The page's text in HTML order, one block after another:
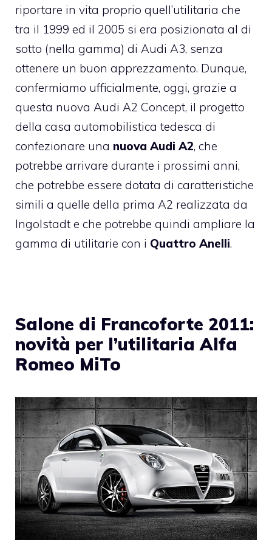
riportare in vita proprio quell’utilitaria che
tra il 1999 ed il 2005 si era posizionata al di
sotto (nella gamma) di Audi A3, senza
ottenere un buon apprezzamento. Dunque,
confermiamo ufficialmente, oggi, grazie a
questa nuova Audi A2 Concept, il progetto
della casa automobilistica tedesca di
confezionare una nuova Audi A2, che
potrebbe arrivare durante i prossimi anni,
che potrebbe essere dotata di caratteristiche
simili a quelle della prima A2 realizzata da
Ingolstadt e che potrebbe quindi ampliare la
gamma di utilitarie con i Quattro Anelli.
Salone di Francoforte 2011:
novità per l’utilitaria Alfa
Romeo MiTo